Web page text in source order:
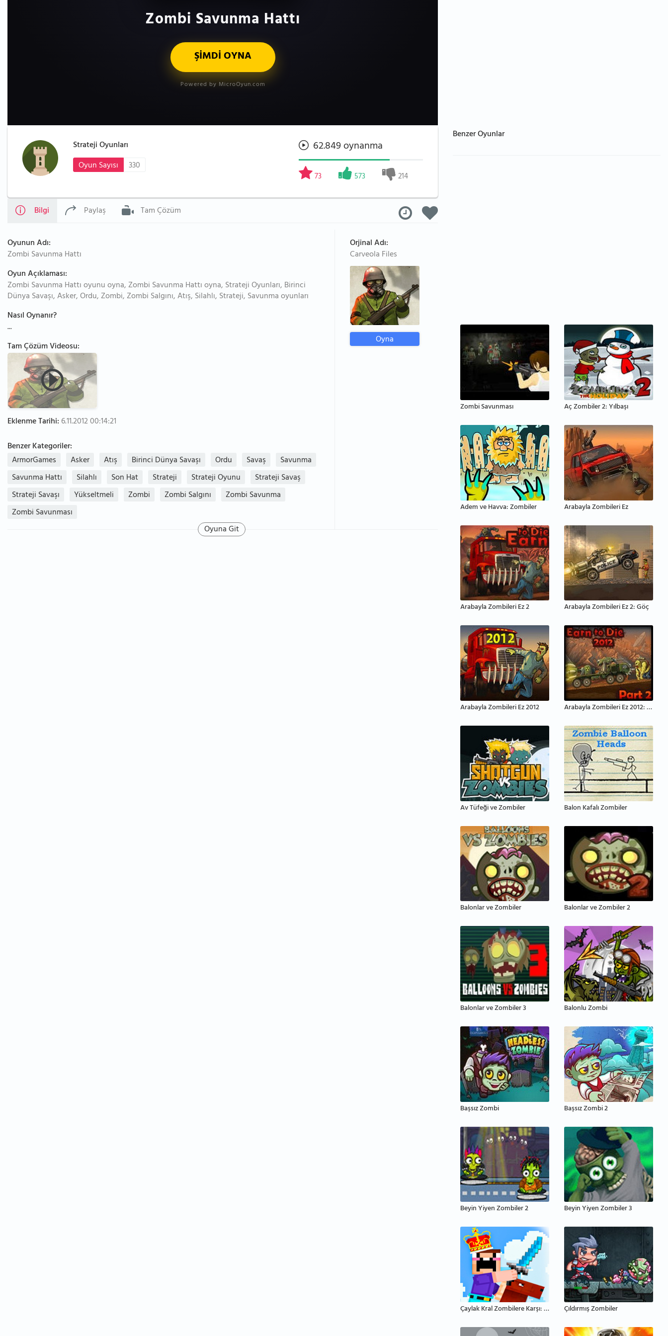
Zombi Savunma Hattı
ŞİMDİ OYNA
Powered by MicroOyun.com
Strateji Oyunları
Oyun Sayısı
330
62.849 oynanma
73 573 214
Bilgi Paylaş Tam Çözüm
Oyunun Adı:
Zombi Savunma Hattı
Oyun Açıklaması:
Zombi Savunma Hattı oyunu oyna, Zombi Savunma Hattı oyna, Strateji Oyunları, Birinci
Dünya Savaşı, Asker, Ordu, Zombi, Zombi Salgını, Atış, Silahlı, Strateji, Savunma oyunları
Nasıl Oynanır?
...
Tam Çözüm Videosu:
Eklenme Tarihi: 6.11.2012 00:14:21
Benzer Kategoriler:
ArmorGames
Asker Atış Birinci Dünya Savaşı Ordu Savaş
Savunma
Savunma Hattı
Silahlı Son Hat Strateji Strateji Oyunu
Strateji Savaş
Strateji Savaşı
Yükseltmeli Zombi Zombi Salgını
Zombi Savunma
Zombi Savunması
Orjinal Adı:
Carveola Files
Oyna
Oyuna Git
Benzer Oyunlar
Zombi Savunması Aç Zombiler 2: Yılbaşı
Adem ve Havva: Zombiler Arabayla Zombileri Ez
Arabayla Zombileri Ez 2 Arabayla Zombileri Ez 2: Göç
Arabayla Zombileri Ez 2012 Arabayla Zombileri Ez 2012: Bölüm 2
Av Tüfeği ve Zombiler Balon Kafalı Zombiler
Balonlar ve Zombiler Balonlar ve Zombiler 2
Balonlar ve Zombiler 3 Balonlu Zombi
Başsız Zombi Başsız Zombi 2
Beyin Yiyen Zombiler 2 Beyin Yiyen Zombiler 3
Çaylak Kral Zombilere Karşı: Kale Savunması Çıldırmış Zombiler